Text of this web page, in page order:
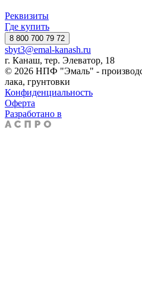
Реквизиты
Где купить
8 800 700 79 72
sbyt3@emal-kanash.ru
г. Канаш, тер. Элеватор, 18
© 2026 НПФ "Эмаль" -
лака, грунтовки
Конфиденциальность
Оферта
Разработано в